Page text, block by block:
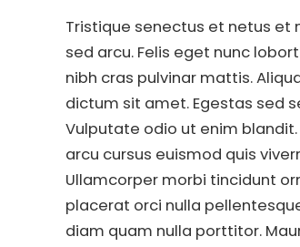
Tristique senectus et netus
sed arcu. Felis eget nunc
nibh cras pulvinar mattis.
dictum sit amet. Egestas sed
Vulputate odio ut enim
arcu cursus euismod quis
Ullamcorper morbi tincidunt
placerat orci nulla
diam quam nulla porttitor.